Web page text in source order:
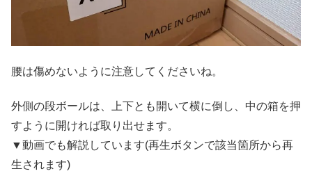
腰は傷めないように注意してくださいね。
外側の段ボールは、上下とも開いて横に倒し、中の箱を押
すように開ければ取り出せます。
▼動画でも解説しています(再生ボタンで該当箇所から再
生されます)